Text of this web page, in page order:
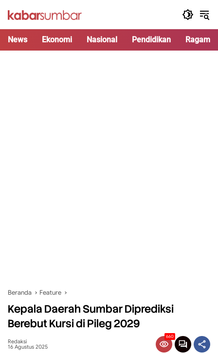
News Ekonomi Nasional Pendidikan Ragam
Beranda Feature
Kepala Daerah Sumbar Diprediksi
Berebut Kursi di Pileg 2029
Redaksi
16 Agustus 2025
660